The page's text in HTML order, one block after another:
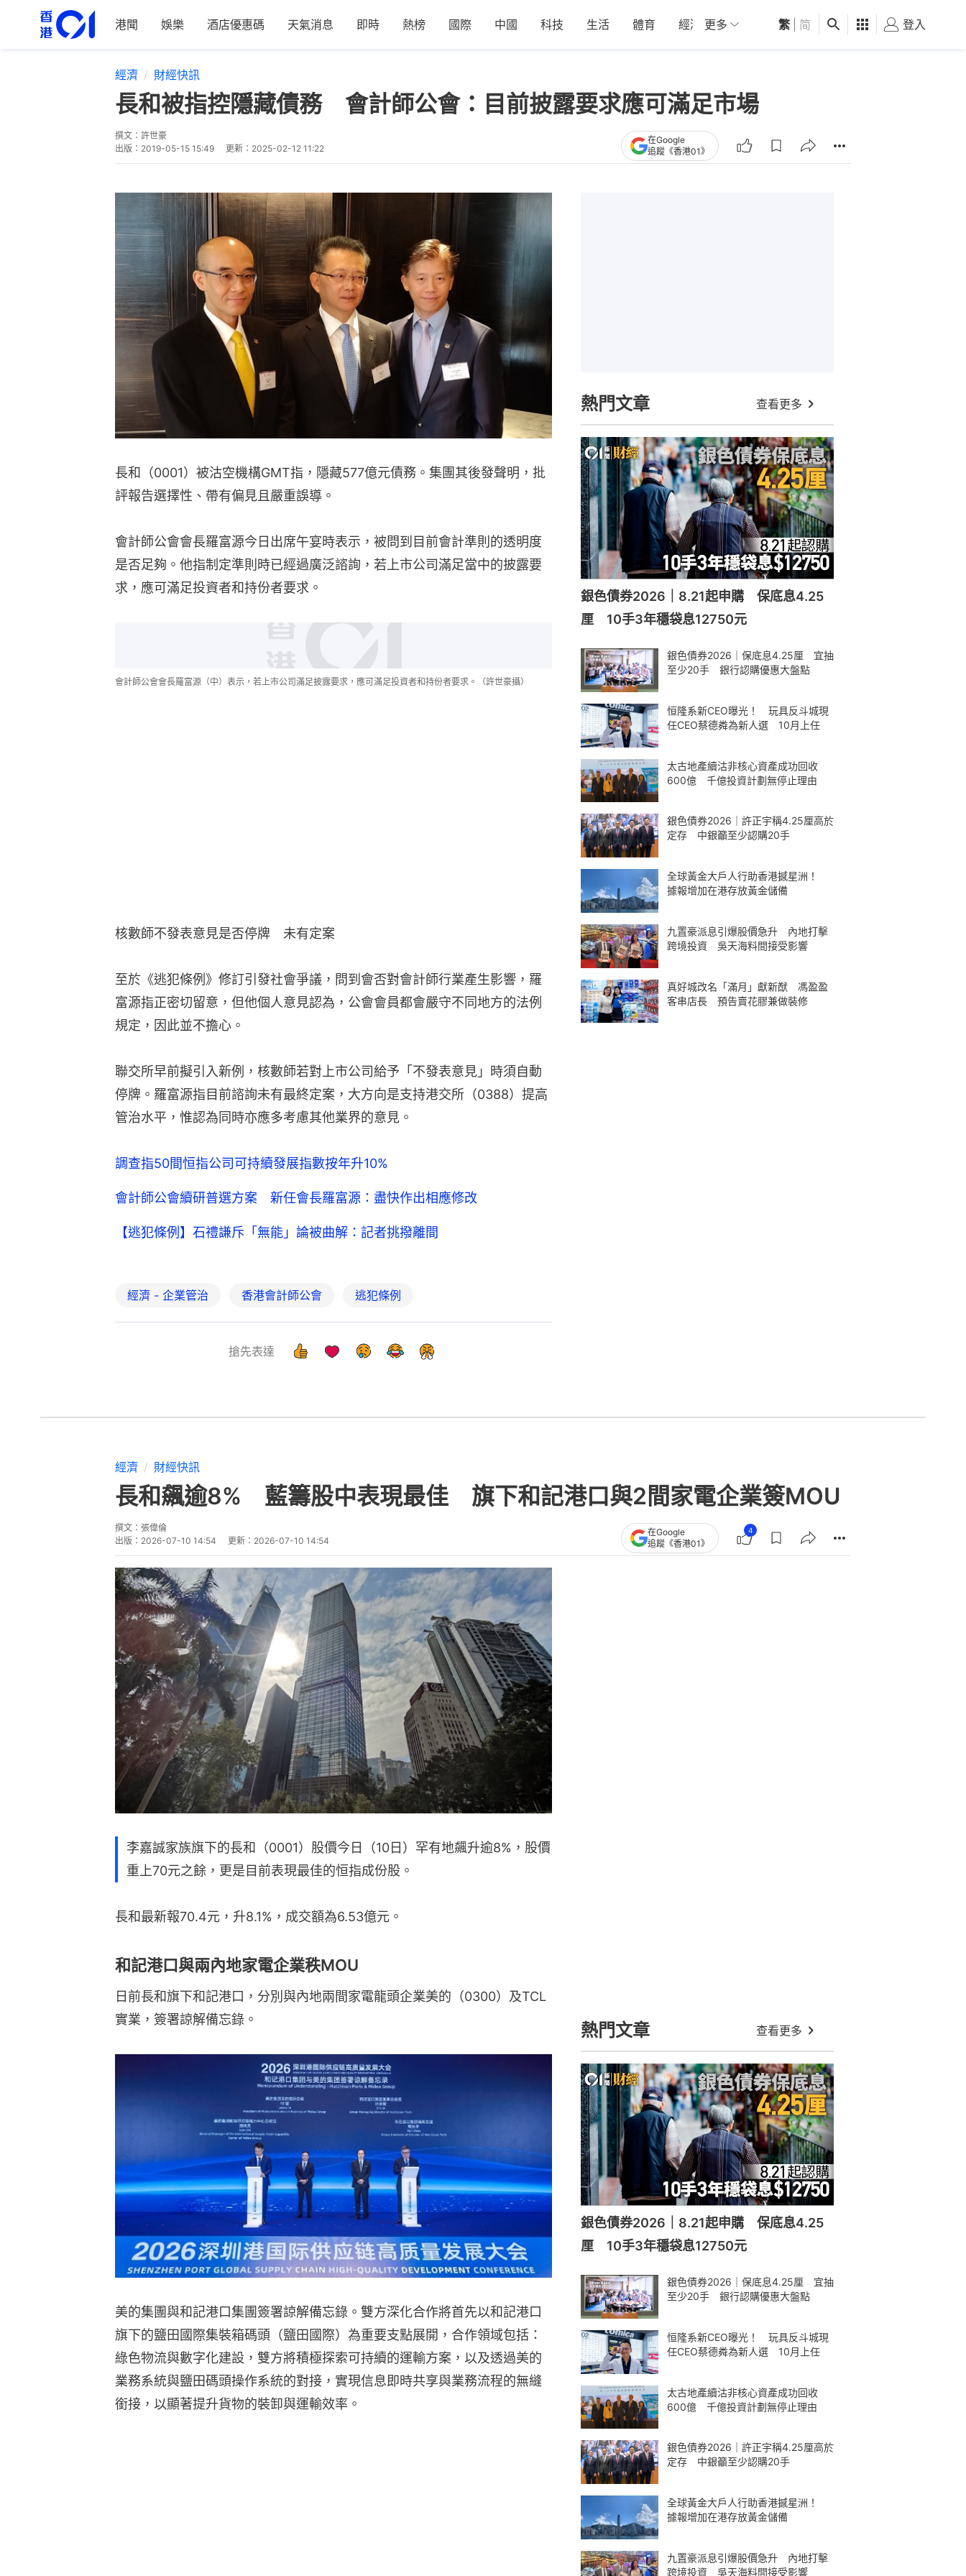
港聞 娛樂 酒店優惠碼 天氣消息 即時 熱榜 國際 中國 科技 生活 體育 經濟 01深圳 觀點 健康 好食玩飛
更多 繁 简 登入
經濟 財經快訊
長和被指控隱藏債務 會計師公會：目前披露要求應可滿足市場
撰文： 許世豪
出版： 2019-05-15 15:49 更新： 2025-02-12 11:22
在Google
追蹤《香港01》
長和（0001）被沽空機構GMT指，隱藏577億元債務。集團其後發聲明，批
評報告選擇性、帶有偏見且嚴重誤導。
會計師公會會長羅富源今日出席午宴時表示，被問到目前會計準則的透明度
是否足夠。他指制定準則時已經過廣泛諮詢，若上市公司滿足當中的披露要
求，應可滿足投資者和持份者要求。
會計師公會會長羅富源（中）表示，若上市公司滿足披露要求，應可滿足投資者和持份者要求。（許世豪攝）
核數師不發表意見是否停牌　未有定案
至於《逃犯條例》修訂引發社會爭議，問到會否對會計師行業產生影響，羅
富源指正密切留意，但他個人意見認為，公會會員都會嚴守不同地方的法例
規定，因此並不擔心。
聯交所早前擬引入新例，核數師若對上市公司給予「不發表意見」時須自動
停牌。羅富源指目前諮詢未有最終定案，大方向是支持港交所（0388）提高
管治水平，惟認為同時亦應多考慮其他業界的意見。
調查指50間恒指公司可持續發展指數按年升10%
會計師公會續研普選方案 新任會長羅富源：盡快作出相應修改
【逃犯條例】石禮謙斥「無能」論被曲解：記者挑撥離間
經濟 - 企業管治 香港會計師公會 逃犯條例
搶先表達
熱門文章 查看更多
銀色債券2026｜8.21起申購 保底息4.25
厘 10手3年穩袋息12750元
銀色債券2026｜保底息4.25厘 宜抽
至少20手 銀行認購優惠大盤點
恒隆系新CEO曝光！ 玩具反斗城現
任CEO蔡德粦為新人選 10月上任
太古地產續沽非核心資產成功回收
600億 千億投資計劃無停止理由
銀色債券2026｜許正宇稱4.25厘高於
定存 中銀籲至少認購20手
全球黃金大戶人行助香港撼星洲！
據報增加在港存放黃金儲備
九置豪派息引爆股價急升 內地打擊
跨境投資 吳天海料間接受影響
真好城改名「滿月」獻新猷 馮盈盈
客串店長 預告賣花膠兼做裝修
經濟 財經快訊
長和飆逾8% 藍籌股中表現最佳 旗下和記港口與2間家電企業簽MOU
撰文： 張偉倫
出版： 2026-07-10 14:54 更新： 2026-07-10 14:54
在Google
追蹤《香港01》
4
李嘉誠家族旗下的長和（0001）股價今日（10日）罕有地飆升逾8%，股價
重上70元之餘，更是目前表現最佳的恒指成份股。
長和最新報70.4元，升8.1%，成交額為6.53億元。
和記港口與兩內地家電企業秩MOU
日前長和旗下和記港口，分別與內地兩間家電龍頭企業美的（0300）及TCL
實業，簽署諒解備忘錄。
美的集團與和記港口集團簽署諒解備忘錄。雙方深化合作將首先以和記港口
旗下的鹽田國際集裝箱碼頭（鹽田國際）為重要支點展開，合作領域包括：
綠色物流與數字化建設，雙方將積極探索可持續的運輸方案，以及透過美的
業務系統與鹽田碼頭操作系統的對接，實現信息即時共享與業務流程的無縫
銜接，以顯著提升貨物的裝卸與運輸效率。
熱門文章 查看更多
銀色債券2026｜8.21起申購 保底息4.25
厘 10手3年穩袋息12750元
銀色債券2026｜保底息4.25厘 宜抽
至少20手 銀行認購優惠大盤點
恒隆系新CEO曝光！ 玩具反斗城現
任CEO蔡德粦為新人選 10月上任
太古地產續沽非核心資產成功回收
600億 千億投資計劃無停止理由
銀色債券2026｜許正宇稱4.25厘高於
定存 中銀籲至少認購20手
全球黃金大戶人行助香港撼星洲！
據報增加在港存放黃金儲備
九置豪派息引爆股價急升 內地打擊
跨境投資 吳天海料間接受影響